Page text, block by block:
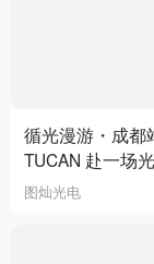
循光漫游・成都
TUCAN 赴一场
图灿光电